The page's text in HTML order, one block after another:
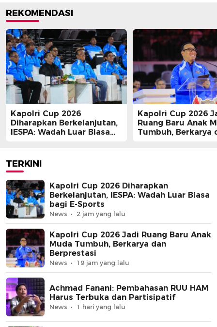
REKOMENDASI
Kapolri Cup 2026
Diharapkan Berkelanjutan,
IESPA: Wadah Luar Biasa
Kapolri Cup 2026
Ruang Baru Anak
Tumbuh, Berkarya
TERKINI
Kapolri Cup 2026 Diharapkan
Berkelanjutan, IESPA: Wadah Luar Biasa
bagi E-Sports
News 2 jam yang lalu
Kapolri Cup 2026 Jadi Ruang Baru Anak
Muda Tumbuh, Berkarya dan
Berprestasi
News 19 jam yang lalu
Achmad Fanani: Pembahasan RUU HAM
Harus Terbuka dan Partisipatif
News 1 hari yang lalu